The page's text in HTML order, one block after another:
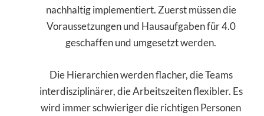
nachhaltig implementiert. Zuerst müssen die
Voraussetzungen und Hausaufgaben für 4.0
geschaffen und umgesetzt werden.
Die Hierarchien werden flacher, die Teams
interdisziplinärer, die Arbeitszeiten flexibler. Es
wird immer schwieriger die richtigen Personen